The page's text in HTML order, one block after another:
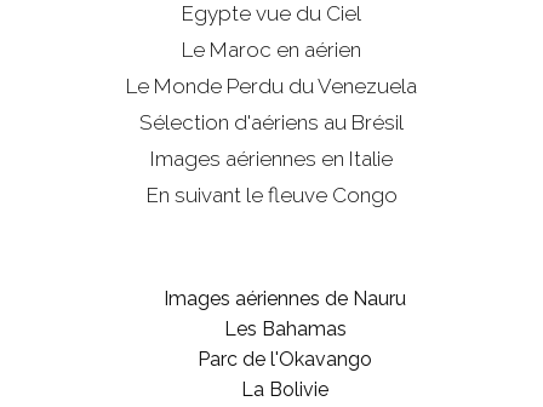
Egypte vue du Ciel
Le Maroc en aérien
Le Monde Perdu du Venezuela
Sélection d'aériens au Brésil
Images aériennes en Italie
En suivant le fleuve Congo
Images aériennes de Nauru
Les Bahamas
Parc de l'Okavango
La Bolivie